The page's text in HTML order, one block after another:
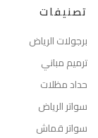
تصنيفات
برجولات الرياض
ترميم مباني
حداد مظلات
سواتر الرياض
سواتر قماش